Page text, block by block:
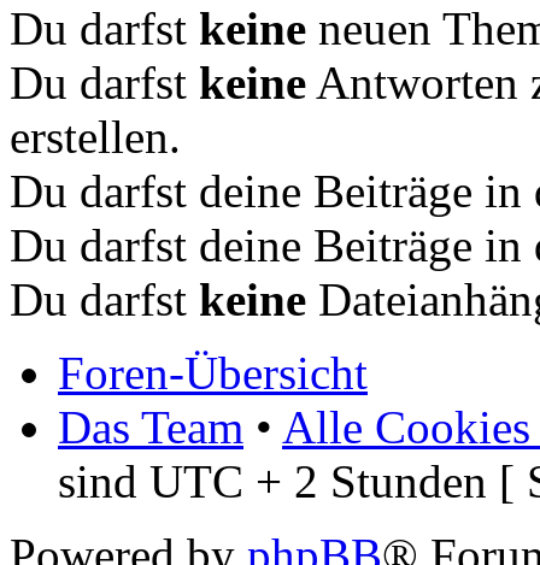
Du darfst keine neuen
Du darfst keine Antworten
erstellen.
Du darfst deine Beiträge
Du darfst deine Beiträge
Du darfst keine
Foren-Übersicht
Das Team • Alle Cookies
sind UTC + 2 Stunden [